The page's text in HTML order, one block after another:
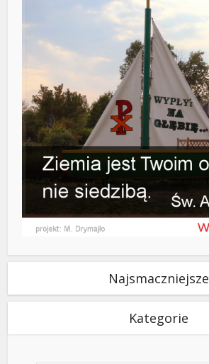
Najsmaczniejsze
Kategorie